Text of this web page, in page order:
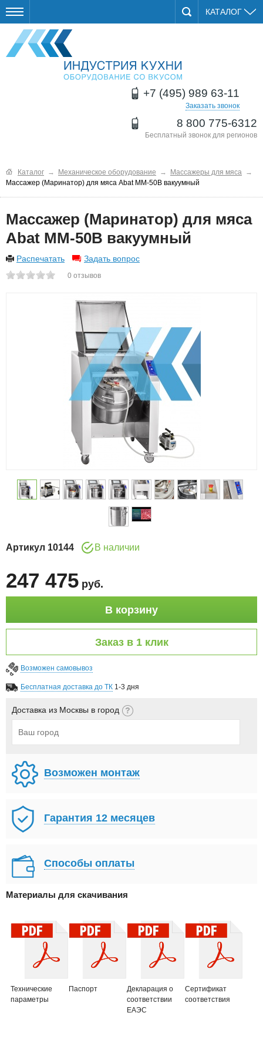
КАТАЛОГ
+7 (495) 989 63-11
Заказать звонок
8 800 775-6312
Бесплатный звонок для регионов
Каталог → Механическое оборудование → Массажеры для мяса →
Массажер (Маринатор) для мяса Abat ММ-50В вакуумный
Массажер (Маринатор) для мяса
Abat ММ-50В вакуумный
Распечатать Задать вопрос
0 отзывов
Артикул 10144 В наличии
247 475 руб.
В корзину
Заказ в 1 клик
Возможен самовывоз
Бесплатная доставка до ТК 1-3 дня
Доставка из Москвы в город
Возможен монтаж
Гарантия 12 месяцев
Способы оплаты
Материалы для скачивания
Технические
параметры
Паспорт
Декларация о
соответствии
ЕАЭС
Сертификат
соответствия